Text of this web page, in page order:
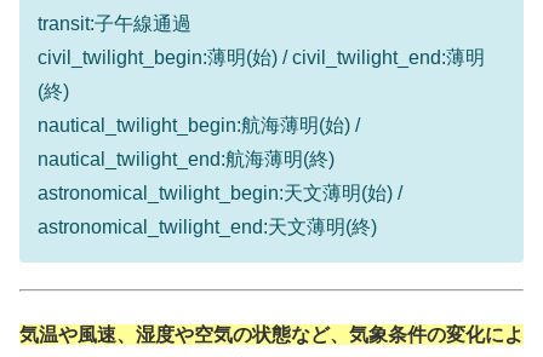
transit:子午線通過
civil_twilight_begin:薄明(始) / civil_twilight_end:薄明
(終)
nautical_twilight_begin:航海薄明(始) /
nautical_twilight_end:航海薄明(終)
astronomical_twilight_begin:天文薄明(始) /
astronomical_twilight_end:天文薄明(終)
気温や風速、湿度や空気の状態など、気象条件の変化によ